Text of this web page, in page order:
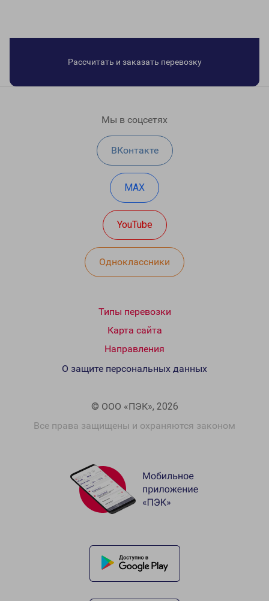
Рассчитать и заказать перевозку
Мы в соцсетях
ВКонтакте
MAX
YouTube
Одноклассники
Типы перевозки
Карта сайта
Направления
© ООО «ПЭК», 2026
Все права защищены и охраняются законом
О защите персональных данных